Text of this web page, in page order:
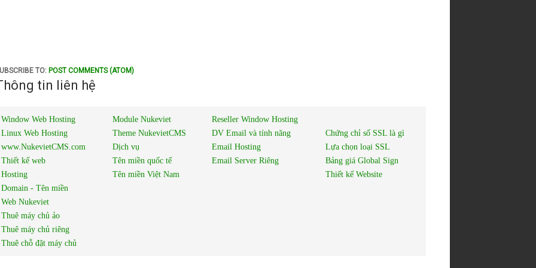
TO: POST COMMENTS (ATOM)
tin liên hệ
Window Web Hosting
Linux Web Hosting
www.NukevietCMS.com
Thiết kế web
Hosting
Domain - Tên miền
Web Nukeviet
Thuê máy chủ ảo
Thuê máy chủ riêng
Thuê chỗ đặt máy chủ
Module Nukeviet
Theme NukevietCMS
Dịch vụ
Tên miền quốc tế
Tên miền Việt Nam
Reseller Window Hosting
DV Email và tính năng
Email Hosting
Email Server Riêng
Chứng chỉ số SSL là gì
Lựa chọn loại SSL
Bảng giá Global Sign
Thiết kế Website